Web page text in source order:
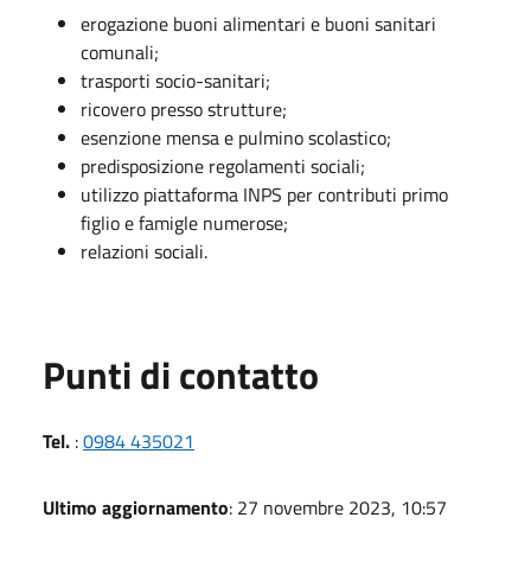
erogazione buoni alimentari e buoni sanitari
comunali;
trasporti socio-sanitari;
ricovero presso strutture;
esenzione mensa e pulmino scolastico;
predisposizione regolamenti sociali;
utilizzo piattaforma INPS per contributi primo
figlio e famigle numerose;
relazioni sociali.
Punti di contatto
Tel. :0984 435021
Ultimo aggiornamento: 27 novembre 2023, 10:57